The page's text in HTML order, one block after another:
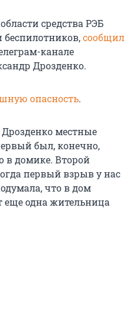
средства РЭБ
сообщил
канале
Дрозденко.
опасность.
местные
был, конечно,
в домике. Второй
первый взрыв у нас
что в дом
еще одна жительница